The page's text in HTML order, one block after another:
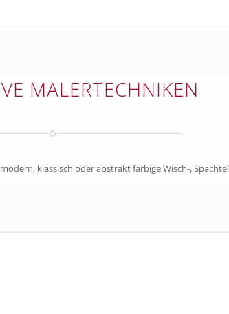
MALERTECHNIKEN
klassisch oder abstrakt farbige Wisch-,